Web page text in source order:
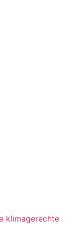
klimagerechte